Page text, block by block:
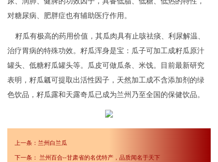
对糖尿病、肥胖症也有辅助医疗作用。
籽瓜有极高的药用价值，其瓜肉具有止咳祛痰、利尿解温、
治疗胃病的特殊功效。籽瓜浑身是宝：瓜子可加工成籽瓜原汁
罐头、低糖籽瓜罐头等。瓜皮可做瓜条、米饯。目前最新研究
表明，籽瓜瓤可提取出活性因子，天然加工成不含添加剂的绿
色饮品，籽瓜露和天露奇瓜已成为兰州乃至全国的保健饮品。
上一条： 兰州白兰瓜
下一条： 兰州百合--甘肃省的名优特产，品质闻名于天下